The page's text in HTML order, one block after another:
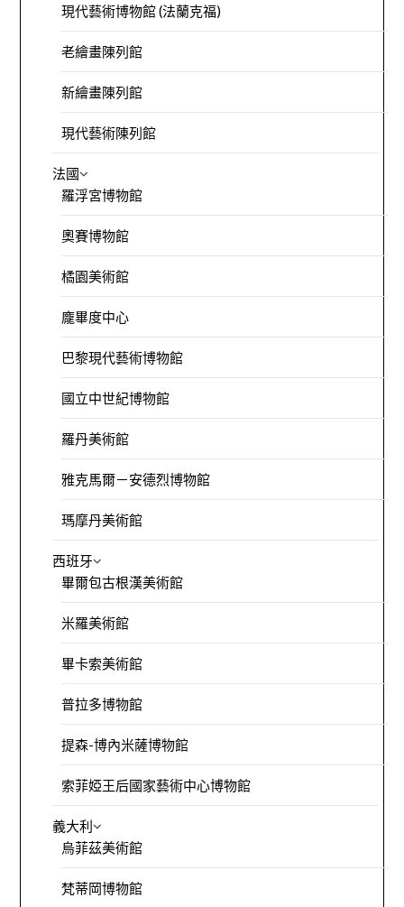
現代藝術博物館 (法蘭克福)
老繪畫陳列館
新繪畫陳列館
現代藝術陳列館
法國
羅浮宮博物館
奧賽博物館
橘園美術館
龐畢度中心
巴黎現代藝術博物館
國立中世紀博物館
羅丹美術館
雅克馬爾－安德烈博物館
瑪摩丹美術館
西班牙
畢爾包古根漢美術館
米羅美術館
畢卡索美術館
普拉多博物館
提森-博內米薩博物館
索菲婭王后國家藝術中心博物館
義大利
烏菲茲美術館
梵蒂岡博物館